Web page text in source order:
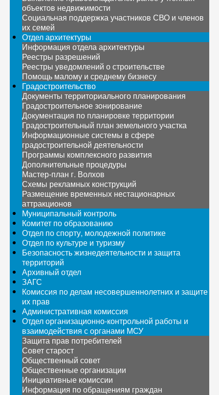
объектов недвижимости
Социальная поддержка участников СВО и членов
их семей
Отдел архитектуры
Информация отдела архитектуры
Реестры разрешений
Реестры уведомлений о строительстве
Помощь малому и среднему бизнесу
Градостроительство
Документы территориального планирования
Градостроительное зонирование
Документация по планировке территории
Градостроительный план земельного участка
Информационные системы в сфере
градостроительной деятельности
Программы комплексного развития
Дополнительные процедуры
Мастер-план г. Волхов
Схемы рекламных конструкций
Размещение временных нестационарных
аттракционов
Муниципальный контроль
Комитет по образованию
Отдел по спорту, молодежной политике
Отдел по культуре и туризму
Безопасность жизнедеятельности и защита
территорий
Архивный отдел
ЗАГС
Комиссия по делам несовершеннолетних и защите
их прав
Административная комиссия
Отдел организационно-контрольной работы и
взаимодействия с органами МСУ
Защита прав потребителей
Совет старост
Общественный совет
Общественные организации
Инициативные комиссии
Информация по обращениям граждан